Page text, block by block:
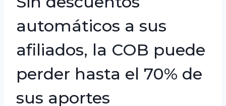
automáticos a sus
afiliados, la COB puede
perder hasta el 70% de
sus aportes